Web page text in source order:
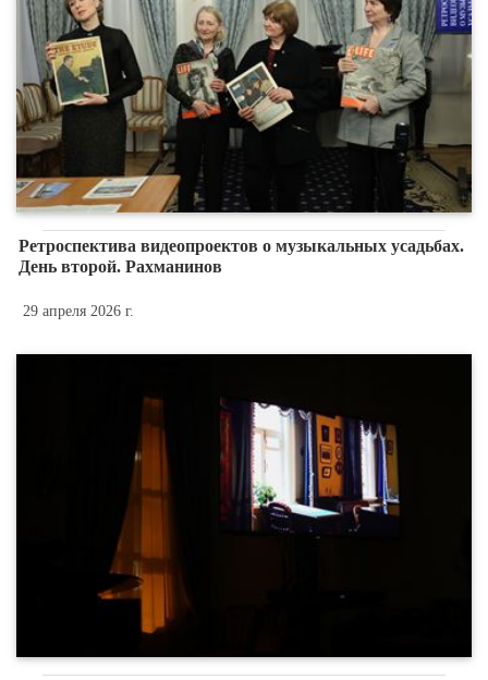
Ретроспектива видеопроектов о музыкальных усадьбах.
День второй. Рахманинов
29 апреля 2026 г.